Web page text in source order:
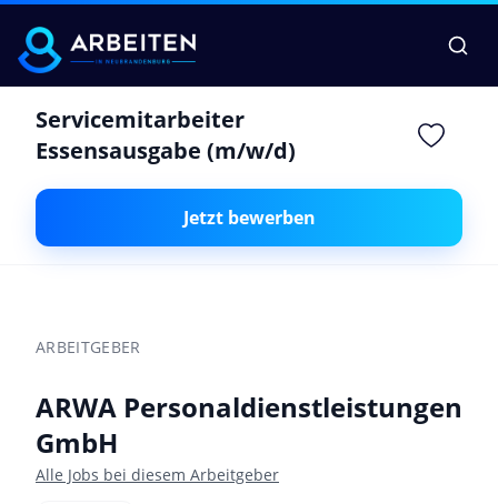
Servicemitarbeiter
Essensausgabe (m/w/d)
Jetzt bewerben
ARBEITGEBER
ARWA Personaldienstleistungen
GmbH
Alle Jobs bei diesem Arbeitgeber